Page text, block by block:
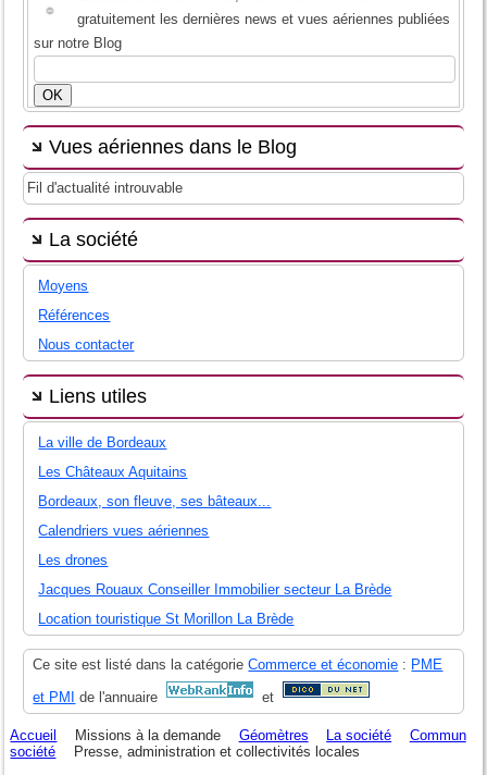
gratuitement les dernières news et vues aériennes publiées
sur notre Blog
Vues aériennes dans le Blog
Fil d'actualité introuvable
La société
Moyens
Références
Nous contacter
Liens utiles
La ville de Bordeaux
Les Châteaux Aquitains
Bordeaux, son fleuve, ses bâteaux...
Calendriers vues aériennes
Les drones
Jacques Rouaux Conseiller Immobilier secteur La Brède
Location touristique St Morillon La Brède
Ce site est listé dans la catégorieCommerce et économie : PME
et PMI
de l'annuaire et
Accueil Missions à la demande Géomètres La société
Commun
société
Presse, administration et collectivités locales